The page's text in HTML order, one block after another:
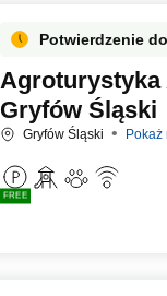
Potwierdzenie
Agroturystyka
Gryfów Śląski
Gryfów Śląski Pokaż
FREE